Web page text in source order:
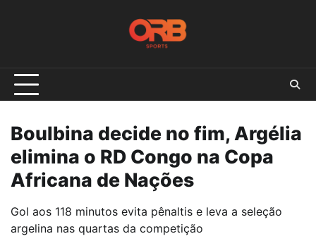
Boulbina decide no fim, Argélia
elimina o RD Congo na Copa
Africana de Nações
Gol aos 118 minutos evita pênaltis e leva a seleção
argelina nas quartas da competição